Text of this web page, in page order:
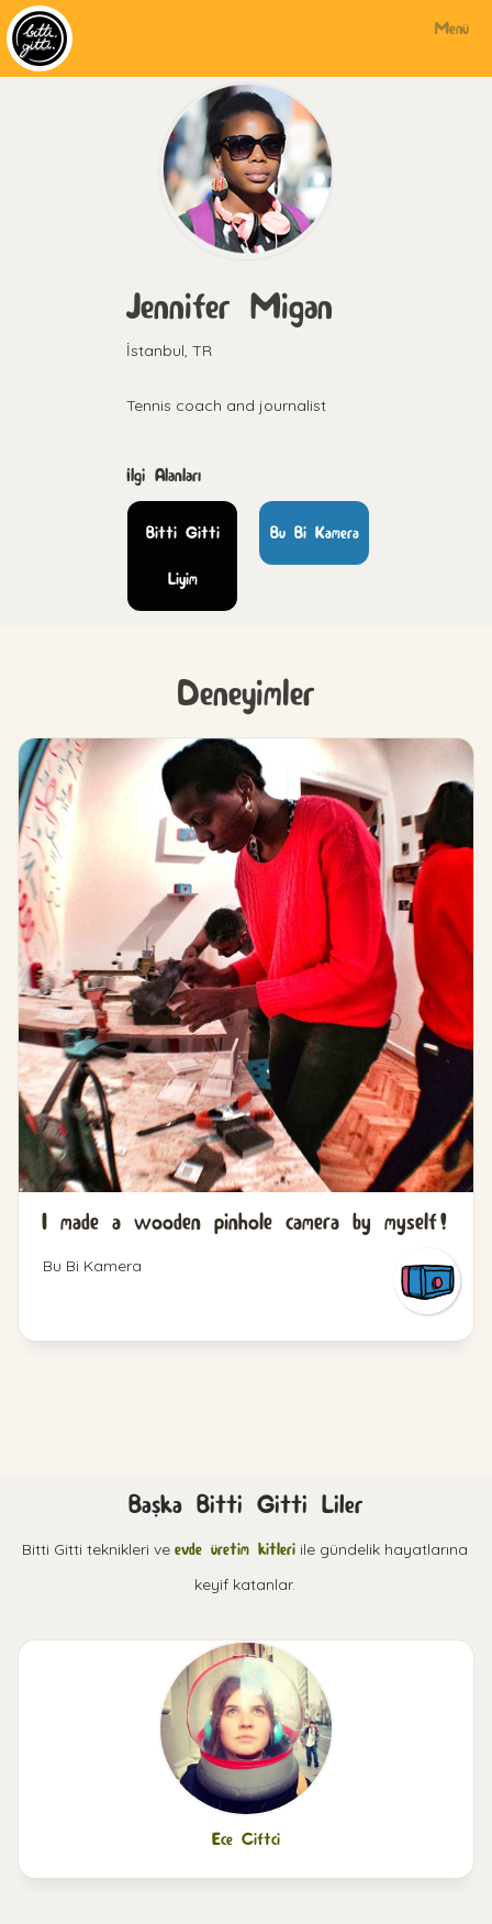
Menü
Jennifer Migan
İstanbul, TR
Tennis coach and journalist
İlgi Alanları
Bitti Gitti
Liyim
Bu Bi Kamera
Deneyimler
I made a wooden pinhole camera by myself!
Bu Bi Kamera
Başka Bitti Gitti Liler
Bitti Gitti teknikleri ve evde üretim kitleriile gündelik hayatlarına
keyif katanlar.
Ece Ciftci